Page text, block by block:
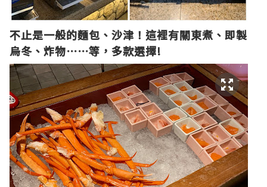
不止是一般的麵包、沙津！這裡有關東煮、即製
烏冬、炸物⋯⋯等 ，多款選擇!